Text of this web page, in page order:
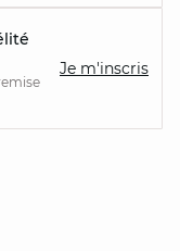
Je m'inscris